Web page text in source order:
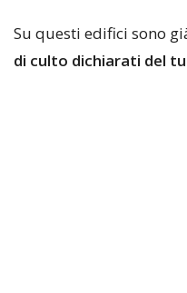
Su questi edifici sono
di culto dichiarati del